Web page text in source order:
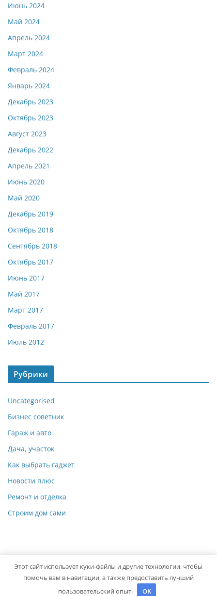
Июнь 2024
Май 2024
Апрель 2024
Март 2024
Февраль 2024
Январь 2024
Декабрь 2023
Октябрь 2023
Август 2023
Декабрь 2022
Апрель 2021
Июнь 2020
Май 2020
Декабрь 2019
Октябрь 2018
Сентябрь 2018
Октябрь 2017
Июнь 2017
Май 2017
Март 2017
Февраль 2017
Июль 2012
Рубрики
Uncategorised
Бизнес советник
Гараж и авто
Дача, участок
Как выбрать гаджет
Новости плюс
Ремонт и отделка
Строим дом сами
Copyright © 2026 Мастер на Все Руки. Powered byColorMag
Этот сайт использует куки-файлы и другие технологии, чтобы
помочь вам в навигации, а также предоставить лучший
пользовательский опыт.
OK